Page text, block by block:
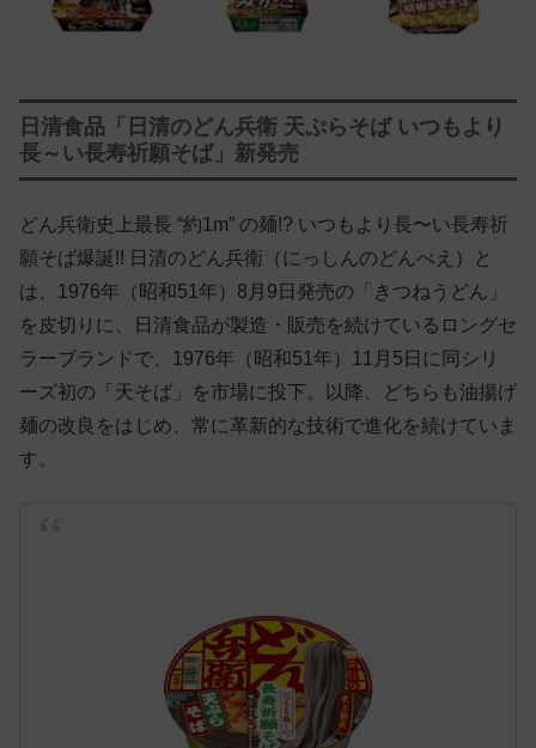
日清食品「日清のどん兵衛 天ぷらそば いつもより
長～い長寿祈願そば」新発売
どん兵衛史上最長 “約1m” の麺!? いつもより長〜い長寿祈
願そば爆誕!! 日清のどん兵衛（にっしんのどんべえ）と
は、1976年（昭和51年）8月9日発売の「きつねうどん」
を皮切りに、日清食品が製造・販売を続けているロングセ
ラーブランドで、1976年（昭和51年）11月5日に同シリ
ーズ初の「天そば」を市場に投下。以降、どちらも油揚げ
麺の改良をはじめ、常に革新的な技術で進化を続けていま
す。